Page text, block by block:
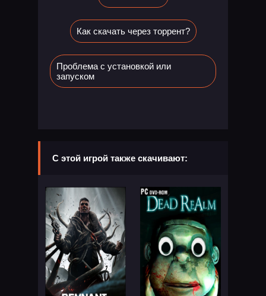
Как скачать через торрент?
Проблема с установкой или
запуском
С этой игрой также скачивают: